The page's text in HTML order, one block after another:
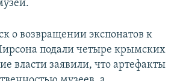
о возвращении экспонатов к
подали четыре крымских
власти заявили, что артефакты